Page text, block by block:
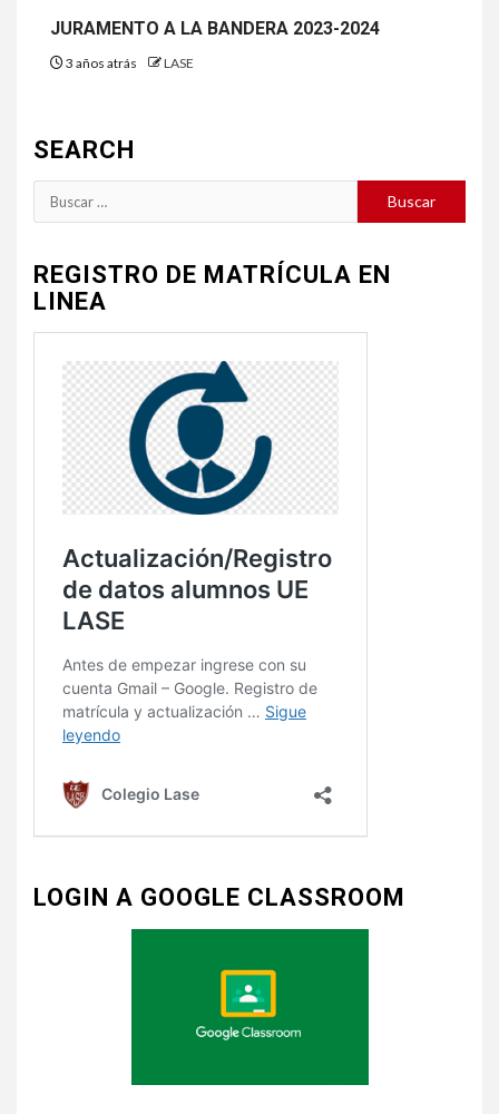
JURAMENTO A LA BANDERA 2023-2024
3 años atrás LASE
SEARCH
Buscar:
REGISTRO DE MATRÍCULA EN
LINEA
LOGIN A GOOGLE CLASSROOM